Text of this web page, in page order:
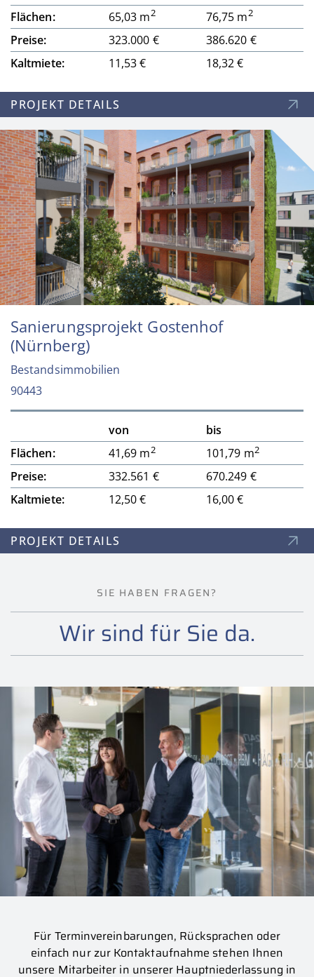
Flächen:
65,03 m2 76,75 m2
Preise: 323.000 €
386.620 €
Kaltmiete:
11,53 € 18,32 €
PROJEKT DETAILS
Sanierungsprojekt Gostenhof
(Nürnberg)
Bestandsimmobilien
90443
von
bis
Flächen:
41,69 m2 101,79 m2
Preise: 332.561 €
670.249 €
Kaltmiete:
12,50 € 16,00 €
PROJEKT DETAILS
SIE HABEN FRAGEN?
Wir sind für Sie da.
Für Terminvereinbarungen, Rücksprachen oder
einfach nur zur Kontaktaufnahme stehen Ihnen
unsere Mitarbeiter in unserer Hauptniederlassung in